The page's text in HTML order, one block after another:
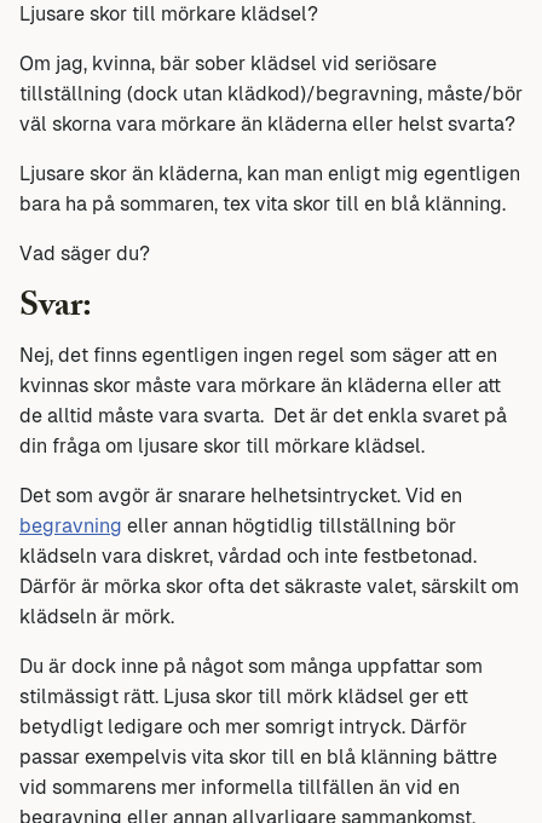
Ljusare skor till mörkare klädsel?
Om jag, kvinna, bär sober klädsel vid seriösare
tillställning (dock utan klädkod)/begravning, måste/bör
väl skorna vara mörkare än kläderna eller helst svarta?
Ljusare skor än kläderna, kan man enligt mig egentligen
bara ha på sommaren, tex vita skor till en blå klänning.
Vad säger du?
Svar:
Nej, det finns egentligen ingen regel som säger att en
kvinnas skor måste vara mörkare än kläderna eller att
de alltid måste vara svarta. Det är det enkla svaret på
din fråga om ljusare skor till mörkare klädsel.
Det som avgör är snarare helhetsintrycket. Vid en
begravning eller annan högtidlig tillställning bör
klädseln vara diskret, vårdad och inte festbetonad.
Därför är mörka skor ofta det säkraste valet, särskilt om
klädseln är mörk.
Du är dock inne på något som många uppfattar som
stilmässigt rätt. Ljusa skor till mörk klädsel ger ett
betydligt ledigare och mer somrigt intryck. Därför
passar exempelvis vita skor till en blå klänning bättre
vid sommarens mer informella tillfällen än vid en
begravning eller annan allvarligare sammankomst.